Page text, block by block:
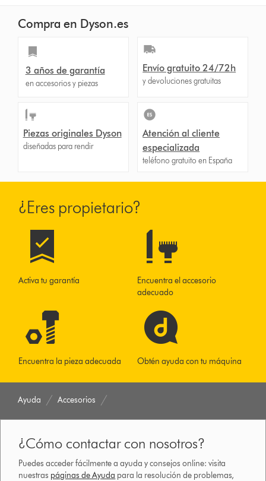
Compra en Dyson.es
3 años de garantía
en accesorios y piezas
Envío gratuito 24/72h
y devoluciones gratuitas
Piezas originales Dyson
diseñadas para rendir
Atención al cliente
especializada
teléfono gratuito en España
¿Eres propietario?
Activa tu garantía
Encuentra el accesorio
adecuado
Encuentra la pieza adecuada Obtén ayuda con tu máquina
Ayuda Accesorios
¿Cómo contactar con nosotros?
Puedes acceder fácilmente a ayuda y consejos online: visita
nuestras páginas de Ayuda para la resolución de problemas,